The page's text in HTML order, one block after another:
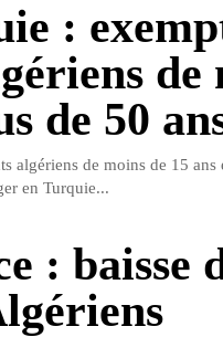
:
de
de 50
algériens de moins de 15
en Turquie...
: baisse